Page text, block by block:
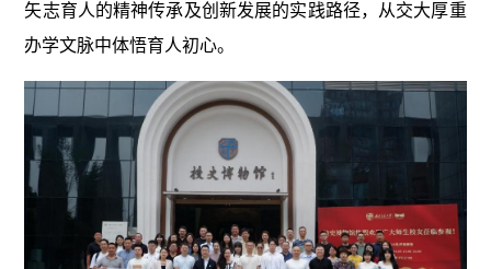
矢志育人的精神传承及创新发展的实践路径，从交大厚重
办学文脉中体悟育人初心。